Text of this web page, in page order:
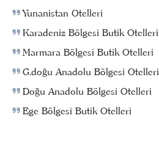
Yunanistan Otelleri
Karadeniz Bölgesi Butik Otelleri
Marmara Bölgesi Butik Otelleri
G.doğu Anadolu Bölgesi Otelleri
Doğu Anadolu Bölgesi Otelleri
Ege Bölgesi Butik Otelleri